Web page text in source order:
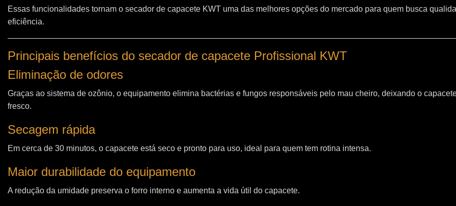
Essas funcionalidades tornam o secador de capacete KWT uma das melhores opções do mercado para quem busca
eficiência.
Principais benefícios do secador de capacete Profissional KWT
Eliminação de odores
Graças ao sistema de ozônio, o equipamento elimina bactérias e fungos responsáveis pelo mau cheiro, deixando o
fresco.
Secagem rápida
Em cerca de 30 minutos, o capacete está seco e pronto para uso, ideal para quem tem rotina intensa.
Maior durabilidade do equipamento
A redução da umidade preserva o forro interno e aumenta a vida útil do capacete.